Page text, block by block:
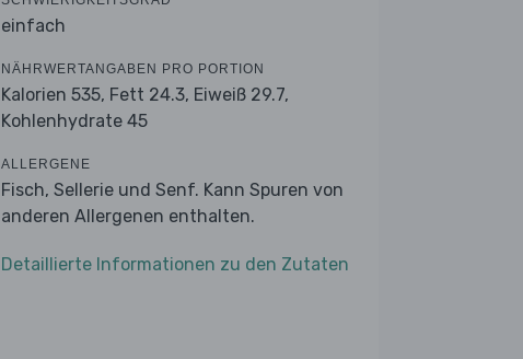
einfach
NÄHRWERTANGABEN PRO PORTION
Kalorien 535, Fett 24.3, Eiweiß 29.7,
Kohlenhydrate 45
ALLERGENE
Fisch, Sellerie und Senf. Kann Spuren von
anderen Allergenen enthalten.
Detaillierte Informationen zu den Zutaten